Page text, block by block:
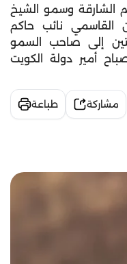
الشارقة وسمو الشيخ
القاسمي نائب حاكم
إلى صاحب السمو
أمير دولة الكويت
مشاركة طباعة